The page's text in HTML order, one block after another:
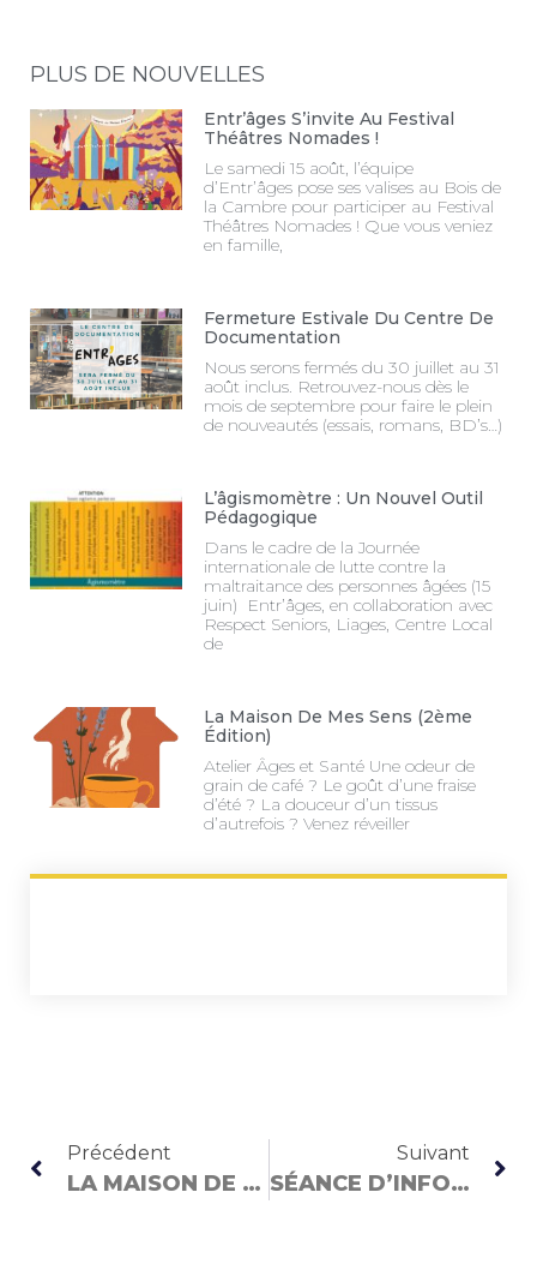
PLUS DE NOUVELLES
Entr’âges S’invite Au Festival
Théâtres Nomades !
Le samedi 15 août, l’équipe
d’Entr’âges pose ses valises au Bois de
la Cambre pour participer au Festival
Théâtres Nomades ! Que vous veniez
en famille,
Fermeture Estivale Du Centre De
Documentation
Nous serons fermés du 30 juillet au 31
août inclus. Retrouvez-nous dès le
mois de septembre pour faire le plein
de nouveautés (essais, romans, BD’s…)
L’âgismomètre : Un Nouvel Outil
Pédagogique
Dans le cadre de la Journée
internationale de lutte contre la
maltraitance des personnes âgées (15
juin) Entr’âges, en collaboration avec
Respect Seniors, Liages, Centre Local
de
La Maison De Mes Sens (2ème
Édition)
Atelier Âges et Santé Une odeur de
grain de café ? Le goût d’une fraise
d’été ? La douceur d’un tissus
d’autrefois ? Venez réveiller
Précédent
LA MAISON DE MES SENS – EXPOSITION
Suivant
SÉANCE D’INFOS SIG CE 13 JANVIER